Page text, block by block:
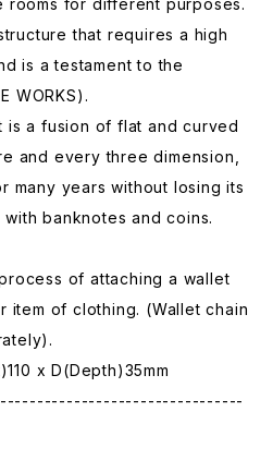
that requires a high
is a testament to the
WORKS).
is a fusion of flat and curved
and every three dimension,
many years without losing its
banknotes and coins.
of attaching a wallet
item of clothing. (Wallet chain
x D(Depth)35mm